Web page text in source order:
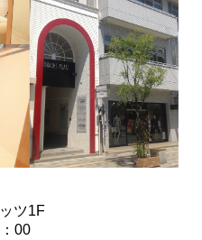
ツ1F
00